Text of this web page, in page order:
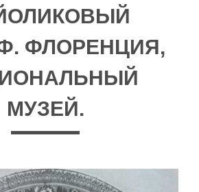
ФЛОРЕНЦИЯ,
МУЗЕЙ.